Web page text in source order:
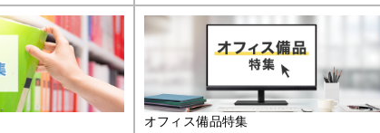
オフィス備品特集